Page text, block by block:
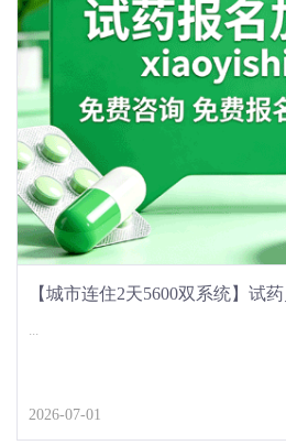
【城市连住2天5600双系统】试
...
2026-07-01